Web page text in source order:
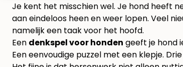
Je kent het misschien wel. Je hond heeft
aan eindeloos heen en weer lopen. Veel
namelijk een taak voor het hoofd.
Een denkspel voor honden geeft je hond
Een eenvoudige puzzel met een klepje.